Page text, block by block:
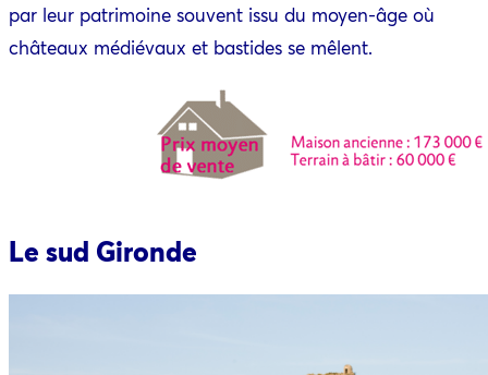
par leur patrimoine souvent issu du moyen-âge où
châteaux médiévaux et bastides se mêlent.
Le sud Gironde